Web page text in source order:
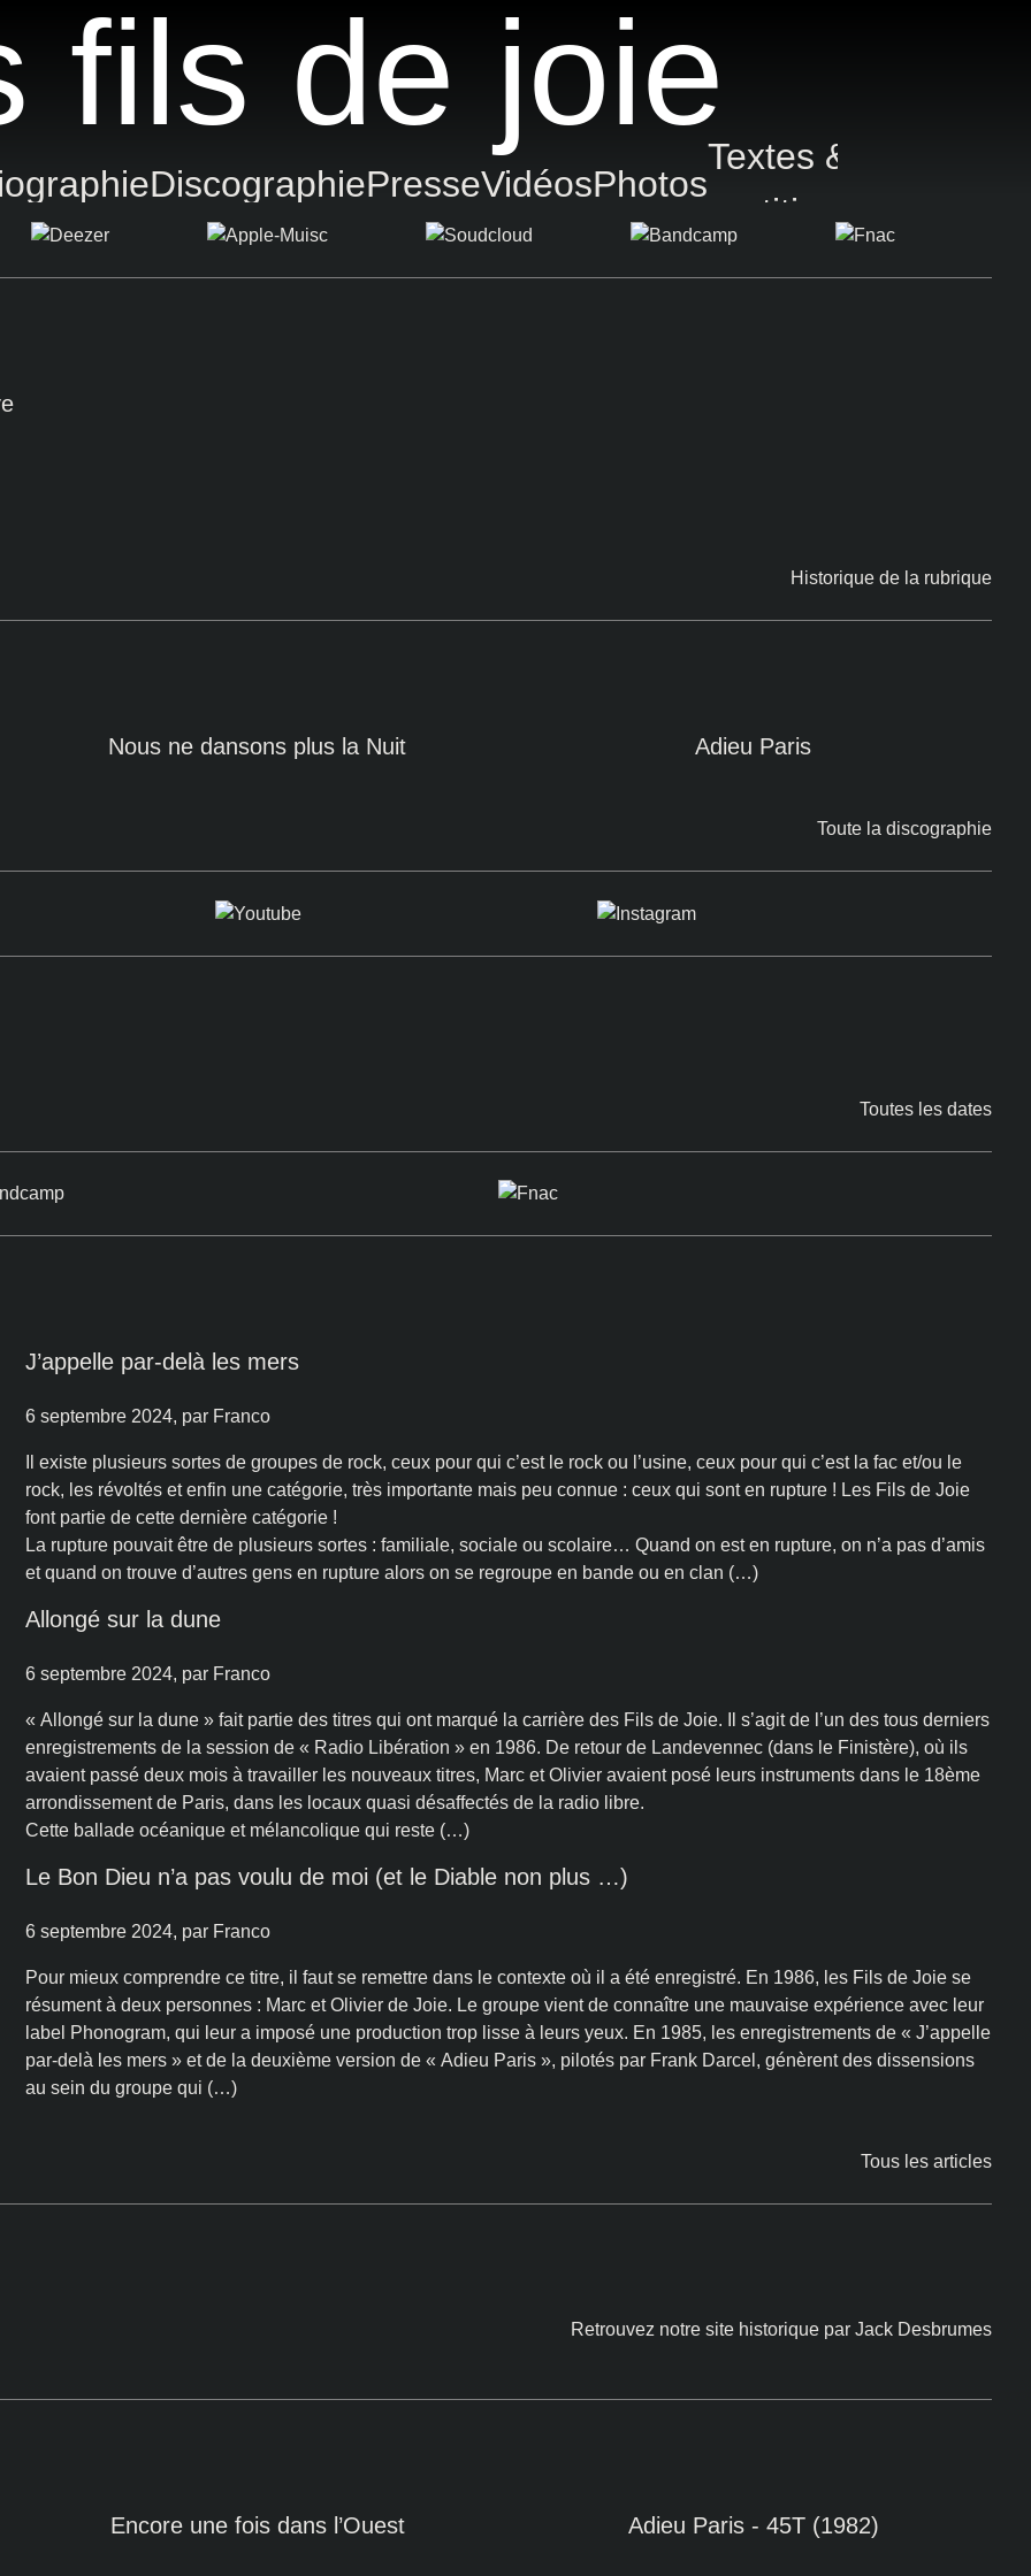
fils de joie
DiscographiePresseVidéosPhotos
Textes &
partitions
Historique de la rubrique
Nous ne dansons plus la Nuit Adieu Paris
Toute la discographie
Toutes les dates
J’appelle par-delà les mers
6 septembre 2024, par Franco
Il existe plusieurs sortes de groupes de rock, ceux pour qui c’est le rock ou l’usine, ceux pour qui c’est la fac et/ou le
rock, les révoltés et enfin une catégorie, très importante mais peu connue : ceux qui sont en rupture ! Les Fils de Joie
font partie de cette dernière catégorie !
La rupture pouvait être de plusieurs sortes : familiale, sociale ou scolaire… Quand on est en rupture, on n’a pas d’amis
et quand on trouve d’autres gens en rupture alors on se regroupe en bande ou en clan (…)
Allongé sur la dune
6 septembre 2024, par Franco
« Allongé sur la dune » fait partie des titres qui ont marqué la carrière des Fils de Joie. Il s’agit de l’un des tous derniers
enregistrements de la session de « Radio Libération » en 1986. De retour de Landevennec (dans le Finistère), où ils
avaient passé deux mois à travailler les nouveaux titres, Marc et Olivier avaient posé leurs instruments dans le 18ème
arrondissement de Paris, dans les locaux quasi désaffectés de la radio libre.
Cette ballade océanique et mélancolique qui reste (…)
Le Bon Dieu n’a pas voulu de moi (et le Diable non plus …)
6 septembre 2024, par Franco
Pour mieux comprendre ce titre, il faut se remettre dans le contexte où il a été enregistré. En 1986, les Fils de Joie se
résument à deux personnes : Marc et Olivier de Joie. Le groupe vient de connaître une mauvaise expérience avec leur
label Phonogram, qui leur a imposé une production trop lisse à leurs yeux. En 1985, les enregistrements de « J’appelle
par-delà les mers » et de la deuxième version de « Adieu Paris », pilotés par Frank Darcel, génèrent des dissensions
au sein du groupe qui (…)
Tous les articles
Retrouvez notre site historique par Jack Desbrumes
Encore une fois dans l’Ouest Adieu Paris - 45T (1982)